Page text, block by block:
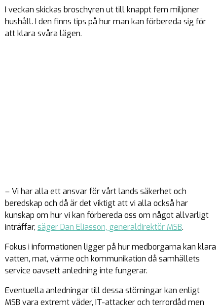
I veckan skickas broschyren ut till knappt fem miljoner
hushåll. I den finns tips på hur man kan förbereda sig för
att klara svåra lägen.
– Vi har alla ett ansvar för vårt lands säkerhet och
beredskap och då är det viktigt att vi alla också har
kunskap om hur vi kan förbereda oss om något allvarligt
inträffar, säger Dan Eliasson, generaldirektör MSB.
Fokus i informationen ligger på hur medborgarna kan klara
vatten, mat, värme och kommunikation då samhällets
service oavsett anledning inte fungerar.
Eventuella anledningar till dessa störningar kan enligt
MSB vara extremt väder, IT-attacker och terrordåd men